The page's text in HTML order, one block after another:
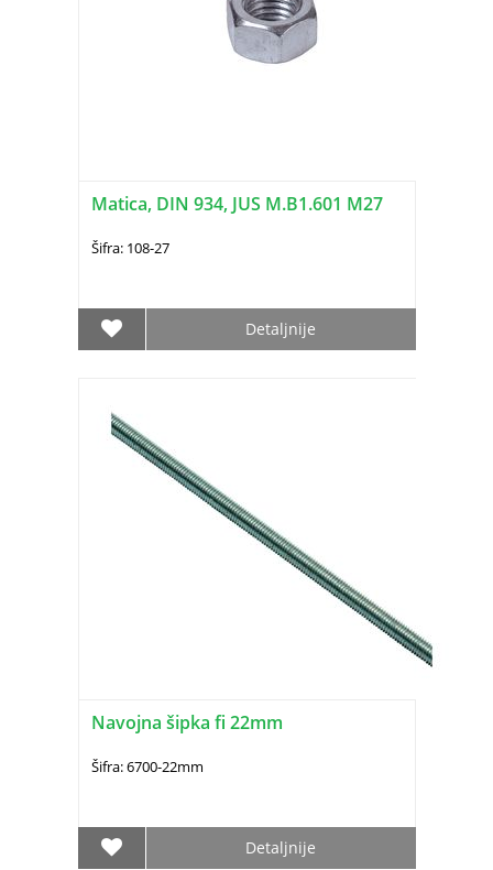
Matica, DIN 934, JUS M.B1.601 M27
Šifra: 108-27
Detaljnije
Navojna šipka fi 22mm
Šifra: 6700-22mm
Detaljnije